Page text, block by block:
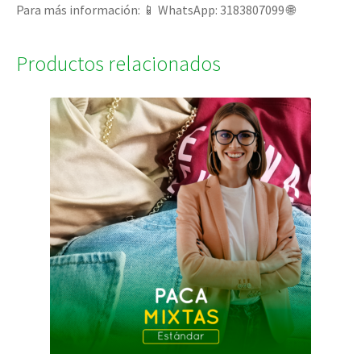
Para más información: 📱 WhatsApp: 3183807099 🌐
Productos relacionados